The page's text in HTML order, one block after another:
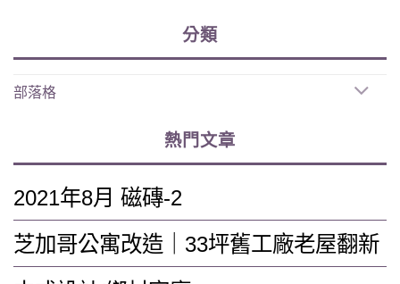
分類
部落格
熱門文章
2021年8月 磁磚-2
芝加哥公寓改造｜33坪舊工廠老屋翻新